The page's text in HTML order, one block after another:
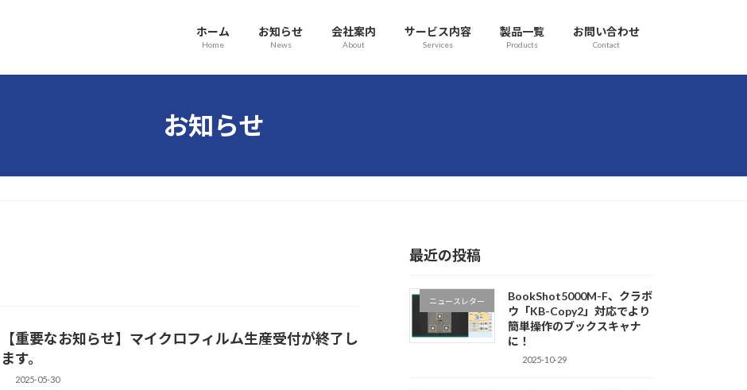
ホーム
Home
お知らせ
News
会社案内
About
サービス内容
Services
製品一覧
Products
お問い合わせ
Contact
お知らせ
【重要なお知らせ】マイクロフィルム生産受付が終了し
ます。
2025-05-30
最近の投稿
ニュースレター
BookShot5000M-F、クラボ
ウ「KB-Copy2」対応でより
簡単操作のブックスキャナ
に！
2025-10-29